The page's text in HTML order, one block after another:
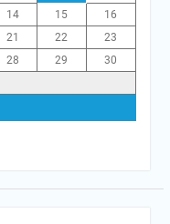
14 15
16
21 22
23
28 29
30